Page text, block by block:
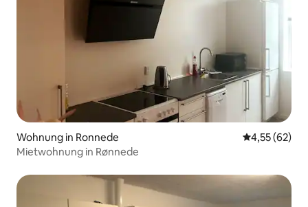
Wohnung in Ronnede
4,55 (62)
Mietwohnung in Rønnede